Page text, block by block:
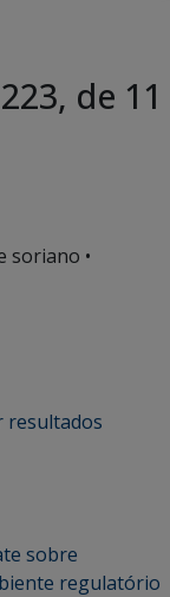
de 11
soriano •
resultados
sobre
regulatório